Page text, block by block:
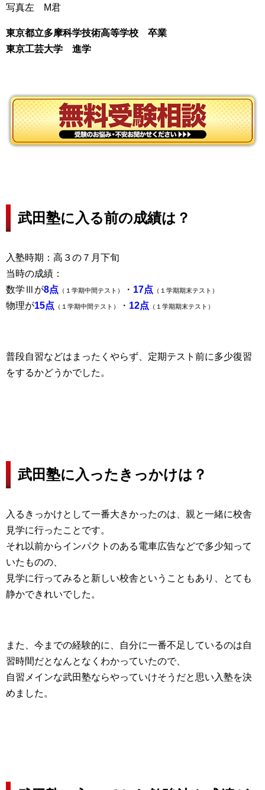
写真左 M君
東京都立多摩科学技術高等学校 卒業
東京工芸大学 進学
武田塾に入る前の成績は？
入塾時期：高３の７月下旬
当時の成績：
数学Ⅲが8点 （１学期中間テスト） ・ 17点 （１学期期末テスト）
物理が15点 （１学期中間テスト） ・ 12点 （１学期期末テスト）
普段自習などはまったくやらず、定期テスト前に多少復習
をするかどうかでした。
武田塾に入ったきっかけは？
入るきっかけとして一番大きかったのは、親と一緒に校舎
見学に行ったことです。
それ以前からインパクトのある電車広告などで多少知って
いたものの、
見学に行ってみると新しい校舎ということもあり、とても
静かできれいでした。
また、今までの経験的に、自分に一番不足しているのは自
習時間だとなんとなくわかっていたので、
自習メインな武田塾ならやっていけそうだと思い入塾を決
めました。